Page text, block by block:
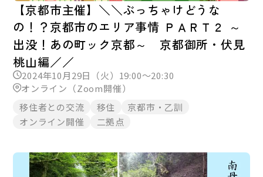
【京都市主催】＼＼ぶっちゃけどうな
の！？京都市のエリア事情 ＰＡＲＴ２ ～
出没！あの町ック京都～ 京都御所・伏見
桃山編／／
2024年10月29日（火）19:00～20:30
オンライン（Zoom開催）
移住者との交流
移住
京都市・乙訓
オンライン開催
二拠点